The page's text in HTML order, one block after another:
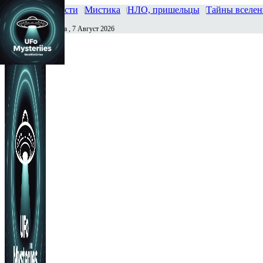
Главная Новости Мистика НЛО, пришельцы Тайны
Сегодня Пятница , 7 Август 2026